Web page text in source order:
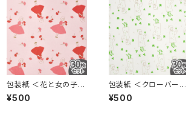
包装紙 ＜花と女の子・
30枚セット＞
¥500
包装紙 ＜クローバーと
女の子・30枚セット＞
¥500